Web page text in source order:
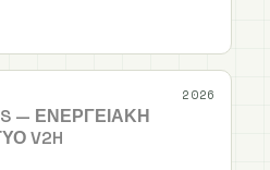
2026
— ΕΝΕΡΓΕΙΑΚΉ
V2H